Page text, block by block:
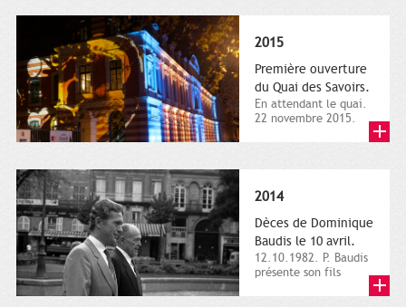
2015
Première ouverture
du Quai des Savoirs.
En attendant le quai.
22 novembre 2015.
2014
Dèces de Dominique
Baudis le 10 avril.
12.10.1982. P. Baudis
présente son fils